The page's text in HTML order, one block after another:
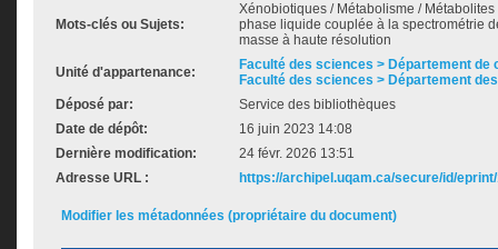
Mots-clés ou Sujets:
Xénobiotiques / Métabolisme /
phase liquide couplée à la spectrométrie
masse à haute résolution
Unité d'appartenance:
Faculté des sciences > Département de
Faculté des sciences > Département
Déposé par:
Service des bibliothèques
Date de dépôt:
16 juin 2023 14:08
Dernière modification:
24 févr. 2026 13:51
Adresse URL :
https://archipel.uqam.ca/secure/id/
Modifier les métadonnées (propriétaire du document)